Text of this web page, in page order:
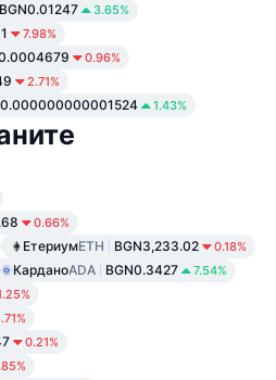
BGN0.01247 3.65%
7.98%
0.96%
2.71%
1.43%
0.66%
ЕтериумETH BGN3,233.02 0.18%
КарданоADA BGN0.3427 7.54%
0.21%